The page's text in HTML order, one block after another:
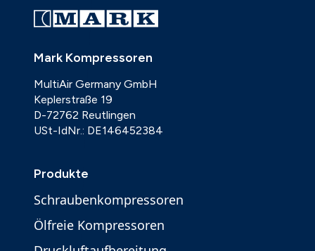
Mark Kompressoren
MultiAir Germany GmbH
Keplerstraße 19
D-72762 Reutlingen
USt-IdNr.: DE146452384
Produkte
Schraubenkompressoren
Ölfreie Kompressoren